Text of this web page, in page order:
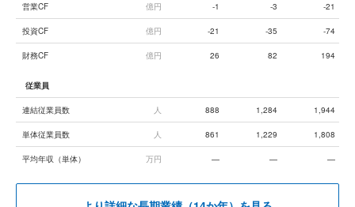
営業CF 億円 -1 -3 -21
投資CF 億円 -21 -35 -74
財務CF 億円 26 82 194
従業員
連結従業員数 人 888 1,284 1,944
単体従業員数 人 861 1,229 1,808
平均年収（単体） 万円 — — —